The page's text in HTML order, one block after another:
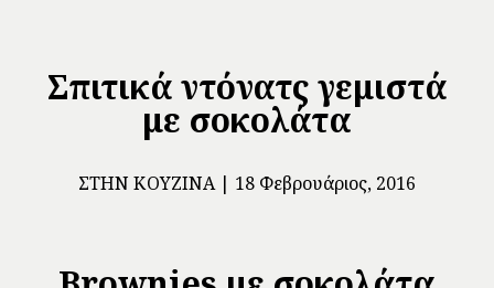
Σπιτικά ντόνατς γεμιστά
με σοκολάτα
ΣΤΗΝ ΚΟΥΖΊΝΑ 18 Φεβρουάριος, 2016